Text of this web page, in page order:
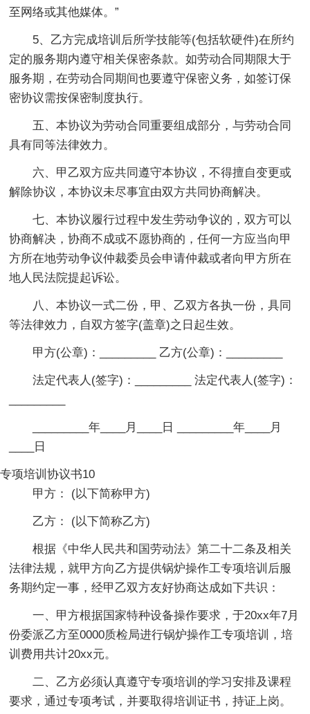
至网络或其他媒体。”
5、乙方完成培训后所学技能等(包括软硬件)在所约
定的服务期内遵守相关保密条款。如劳动合同期限大于
服务期，在劳动合同期间也要遵守保密义务，如签订保
密协议需按保密制度执行。
五、本协议为劳动合同重要组成部分，与劳动合同
具有同等法律效力。
六、甲乙双方应共同遵守本协议，不得擅自变更或
解除协议，本协议未尽事宜由双方共同协商解决。
七、本协议履行过程中发生劳动争议的，双方可以
协商解决，协商不成或不愿协商的，任何一方应当向甲
方所在地劳动争议仲裁委员会申请仲裁或者向甲方所在
地人民法院提起诉讼。
八、本协议一式二份，甲、乙双方各执一份，具同
等法律效力，自双方签字(盖章)之日起生效。
甲方(公章)：_________ 乙方(公章)：_________
法定代表人(签字)：_________ 法定代表人(签字)：
_________年____月____日 _________年____月
____日
专项培训协议书10
甲方： (以下简称甲方)
乙方： (以下简称乙方)
根据《中华人民共和国劳动法》第二十二条及相关
法律法规，就甲方向乙方提供锅炉操作工专项培训后服
务期约定一事，经甲乙双方友好协商达成如下共识：
一、甲方根据国家特种设备操作要求，于20xx年7月
份委派乙方至0000质检局进行锅炉操作工专项培训，培
训费用共计20xx元。
二、乙方必须认真遵守专项培训的学习安排及课程
要求，通过专项考试，并要取得培训证书，持证上岗。